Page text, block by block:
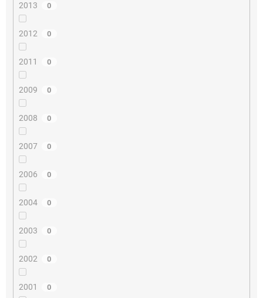
2013 0
2012 0
2011 0
2009 0
2008 0
2007 0
2006 0
2004 0
2003 0
2002 0
2001 0